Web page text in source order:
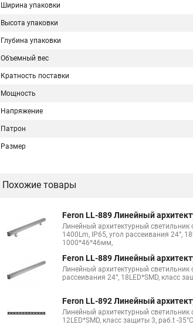
Ширина упаковки
Высота упаковки
Глубина упаковки
Объемный вес
Кратность поставки
Мощность
Напряжение
Патрон
Размер
Похожие товары
Feron LL-889 Линейный
Линейный архитектурный светильник
1400Lm, IP65, угол рассеивания 24°,
1000*46*46мм,
Feron LL-889 Линейный
Линейный архитектурный светильник
рассеивания 24°, 18LED*SMD, класс
Feron LL-892 Линейный
Линейный архитектурный светильник
12LED*SMD, класс защиты 3, раб.t -